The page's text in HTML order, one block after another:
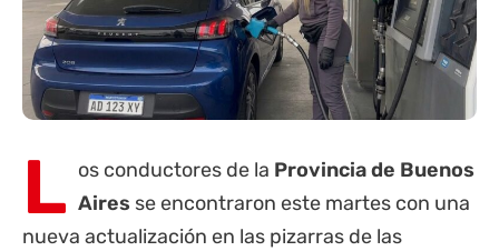
L os conductores de la Provincia de Buenos
Aires se encontraron este martes con una
nueva actualización en las pizarras de las